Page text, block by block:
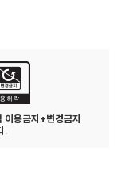
용금지+변경금지
.